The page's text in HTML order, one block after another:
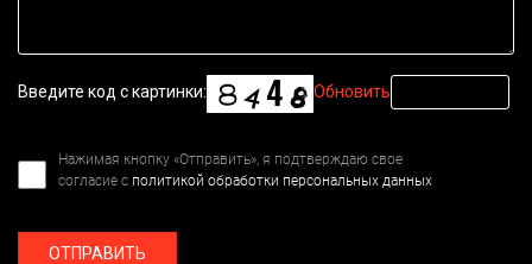
Введите код с картинки: Обновить
Нажимая кнопку «Отправить», я подтверждаю свое
согласие с политикой обработки персональных данных
ОТПРАВИТЬ